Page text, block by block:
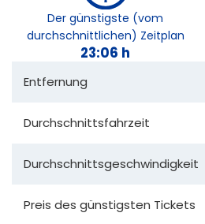
Der günstigste (vom
durchschnittlichen) Zeitplan
23:06 h
Entfernung
Durchschnittsfahrzeit
Durchschnittsgeschwindigkeit
Preis des günstigsten Tickets